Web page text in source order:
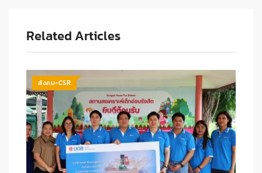
Related Articles
สังคม-CSR